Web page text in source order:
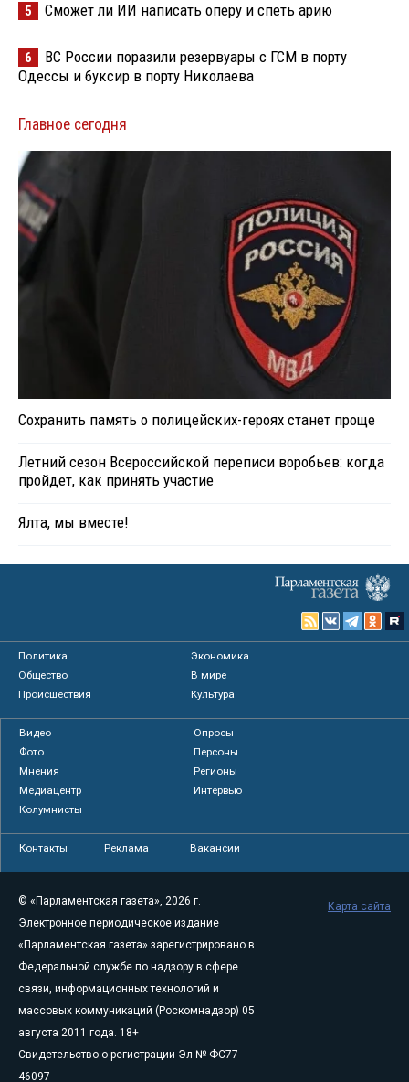
5 Сможет ли ИИ написать оперу и спеть арию
6
ВС России поразили резервуары с ГСМ в порту
Одессы и буксир в порту Николаева
Главное сегодня
Сохранить память о полицейских-героях станет проще
Летний сезон Всероссийской переписи воробьев: когда
пройдет, как принять участие
Ялта, мы вместе!
Политика
Экономика
Общество
В мире
Происшествия
Культура
Видео
Опросы
Фото
Персоны
Мнения
Регионы
Медиацентр
Интервью
Колумнисты
Контакты Реклама Вакансии
© «Парламентская газета», 2026 г.
Электронное периодическое издание
«Парламентская газета» зарегистрировано в
Федеральной службе по надзору в сфере
связи, информационных технологий и
массовых коммуникаций (Роскомнадзор) 05
августа 2011 года. 18+
Свидетельство о регистрации Эл № ФС77-
46097
Карта сайта